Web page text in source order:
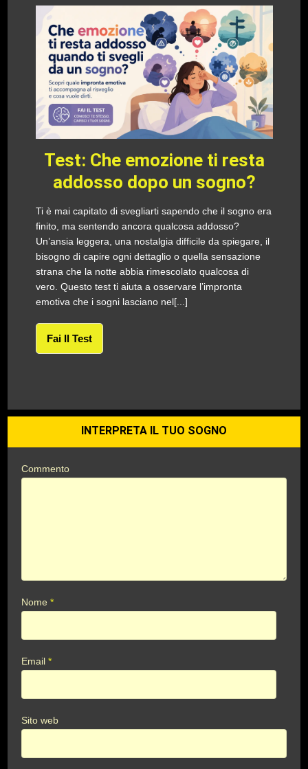
Test: Che emozione ti resta
addosso dopo un sogno?
Ti è mai capitato di svegliarti sapendo che il sogno era
finito, ma sentendo ancora qualcosa addosso?
Un’ansia leggera, una nostalgia difficile da spiegare, il
bisogno di capire ogni dettaglio o quella sensazione
strana che la notte abbia rimescolato qualcosa di
vero. Questo test ti aiuta a osservare l’impronta
emotiva che i sogni lasciano nel[...]
Fai Il Test
INTERPRETA IL TUO SOGNO
Commento
Nome*
Email*
Sito web